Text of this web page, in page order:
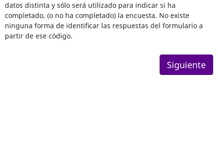
datos distinta y sólo será utilizado para indicar si ha
completado, (o no ha completado) la encuesta. No existe
ninguna forma de identificar las respuestas del formulario a
partir de ese código.
Siguiente